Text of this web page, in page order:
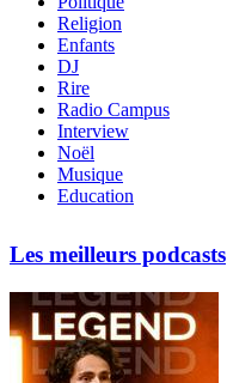
Religion
Enfants
DJ
Rire
Radio Campus
Interview
Noël
Musique
Education
Les meilleurs podcasts